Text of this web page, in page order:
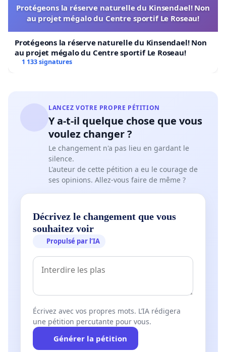
Protégeons la réserve naturelle du Kinsendael! Non
au projet mégalo du Centre sportif Le Roseau!
Protégeons la réserve naturelle du Kinsendael! Non
au projet mégalo du Centre sportif Le Roseau!
1 133 signatures
LANCEZ VOTRE PROPRE PÉTITION
Y a-t-il quelque chose que vous
voulez changer ?
Le changement n'a pas lieu en gardant le
silence.
L'auteur de cette pétition a eu le courage de
ses opinions. Allez-vous faire de même ?
Décrivez le changement que vous
souhaitez voir
Propulsé par l’IA
Écrivez avec vos propres mots. L’IA rédigera
une pétition percutante pour vous.
Générer la pétition